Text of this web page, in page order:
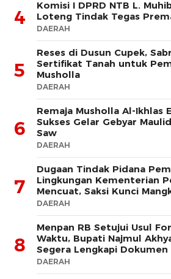
4
Komisi I DPRD NTB L.
Loteng Tindak Tegas
DAERAH
5
Reses di Dusun Cupek,
Sertifikat Tanah untuk
Musholla
DAERAH
6
Remaja Musholla Al-Ikhlas
Sukses Gelar Gebyar
Saw
DAERAH
7
Dugaan Tindak Pidana
Lingkungan Kementerian
Mencuat, Saksi Kunci
DAERAH
8
Menpan RB Setujui Usul
Waktu, Bupati Najmul
Segera Lengkapi Dokumen
DAERAH